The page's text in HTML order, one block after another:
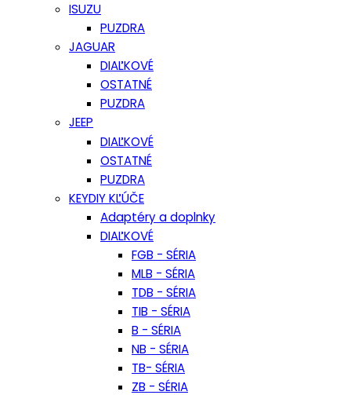
ISUZU
PUZDRA
JAGUAR
DIAĽKOVÉ
OSTATNÉ
PUZDRA
JEEP
DIAĽKOVÉ
OSTATNÉ
PUZDRA
KEYDIY KĽÚČE
Adaptéry a doplnky
DIAĽKOVÉ
FGB - SÉRIA
MLB - SÉRIA
TDB - SÉRIA
TIB - SÉRIA
B - SÉRIA
NB - SÉRIA
TB- SÉRIA
ZB - SÉRIA